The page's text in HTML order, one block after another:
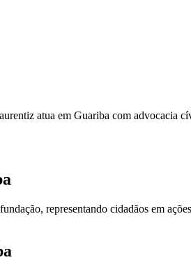
atua em Guariba com advocacia
representando cidadãos em